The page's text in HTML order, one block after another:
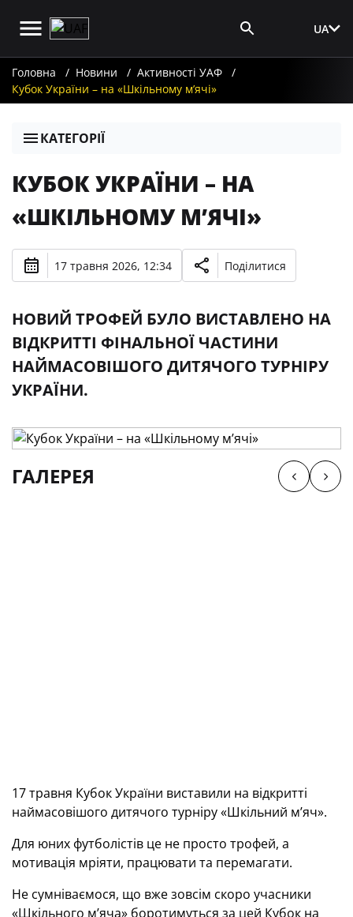
UA
Головна Новини
Активності УАФ
Кубок України – на «Шкільному мʼячі»
КАТЕГОРІЇ
КУБОК УКРАЇНИ – НА
«ШКІЛЬНОМУ МʼЯЧІ»
17 травня 2026, 12:34 Поділитися
НОВИЙ ТРОФЕЙ БУЛО ВИСТАВЛЕНО НА
ВІДКРИТТІ ФІНАЛЬНОЇ ЧАСТИНИ
НАЙМАСОВІШОГО ДИТЯЧОГО ТУРНІРУ
УКРАЇНИ.
ГАЛЕРЕЯ
17 травня Кубок України виставили на відкритті
наймасовішого дитячого турніру «Шкільний мʼяч».
Для юних футболістів це не просто трофей, а
мотивація мріяти, працювати та перемагати.
Не сумніваємося, що вже зовсім скоро учасники
«Шкільного мʼяча» боротимуться за цей Кубок на